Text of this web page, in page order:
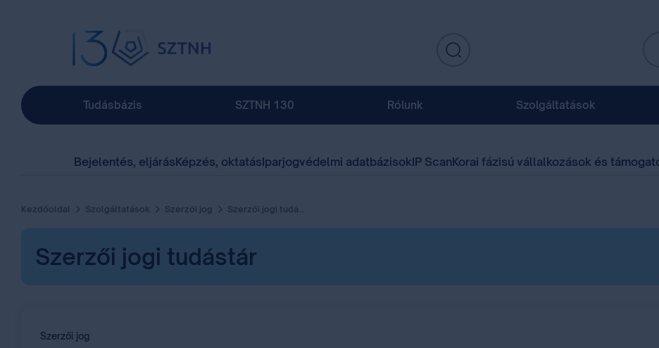
Tudásbázis SZTNH 130 Rólunk Szolgáltatások
Bejelentés, eljárásKépzés, oktatásIparjogvédelmi adatbázisokIP ScanKorai fázisú vállalkozások és
Kezdőoldal Szolgáltatások Szerzői jog Szerzői jogi tudástár
Szerzői jogi tudástár
Szerzői jog